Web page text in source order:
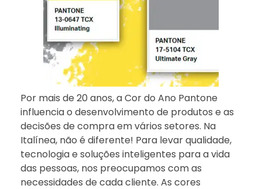
Por mais de 20 anos, a Cor do Ano Pantone
influencia o desenvolvimento de produtos e as
decisões de compra em vários setores. Na
Italínea, não é diferente! Para levar qualidade,
tecnologia e soluções inteligentes para a vida
das pessoas, nos preocupamos com as
necessidades de cada cliente. As cores